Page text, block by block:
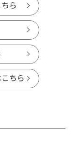
ら
ちら